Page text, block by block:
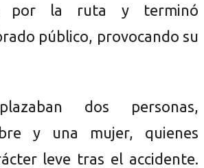
por la ruta y terminó
público, provocando su
dos personas,
y una mujer, quienes
leve tras el accidente.